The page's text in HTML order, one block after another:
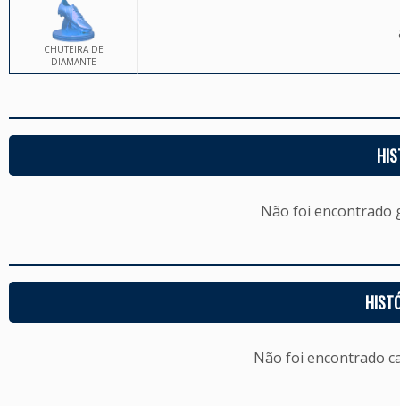
CHUTEIRA DE
DIAMANTE
Não foi encontrado
Não foi encontrado